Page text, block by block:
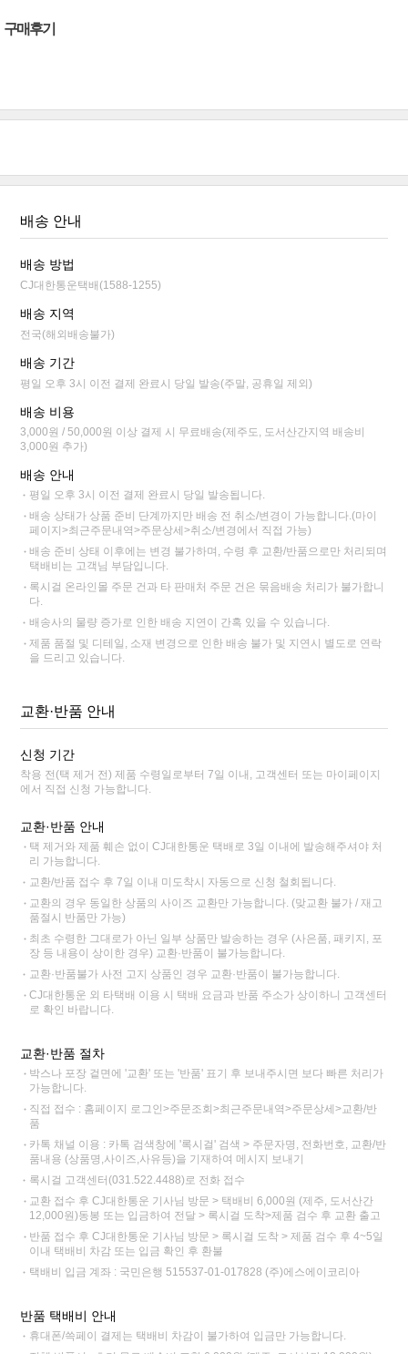
구매후기
배송 안내
배송 방법
CJ대한통운택배(1588-1255)
배송 지역
전국(해외배송불가)
배송 기간
평일 오후 3시 이전 결제 완료시 당일 발송(주말, 공휴일 제외)
배송 비용
3,000원 / 50,000원 이상 결제 시 무료배송(제주도, 도서산간지역 배송비
3,000원 추가)
배송 안내
평일 오후 3시 이전 결제 완료시 당일 발송됩니다.
배송 상태가 상품 준비 단계까지만 배송 전 취소/변경이 가능합니다.(마이
페이지>최근주문내역>주문상세>취소/변경에서 직접 가능)
배송 준비 상태 이후에는 변경 불가하며, 수령 후 교환/반품으로만 처리되며
택배비는 고객님 부담입니다.
록시걸 온라인몰 주문 건과 타 판매처 주문 건은 묶음배송 처리가 불가합니
다.
배송사의 물량 증가로 인한 배송 지연이 간혹 있을 수 있습니다.
제품 품절 및 디테일, 소재 변경으로 인한 배송 불가 및 지연시 별도로 연락
을 드리고 있습니다.
교환·반품 안내
신청 기간
착용 전(택 제거 전) 제품 수령일로부터 7일 이내, 고객센터 또는 마이페이지
에서 직접 신청 가능합니다.
교환·반품 안내
택 제거와 제품 훼손 없이 CJ대한통운 택배로 3일 이내에 발송해주셔야 처
리 가능합니다.
교환/반품 접수 후 7일 이내 미도착시 자동으로 신청 철회됩니다.
교환의 경우 동일한 상품의 사이즈 교환만 가능합니다. (맞교환 불가 / 재고
품절시 반품만 가능)
최초 수령한 그대로가 아닌 일부 상품만 발송하는 경우 (사은품, 패키지, 포
장 등 내용이 상이한 경우) 교환·반품이 불가능합니다.
교환·반품불가 사전 고지 상품인 경우 교환·반품이 불가능합니다.
CJ대한통운 외 타택배 이용 시 택배 요금과 반품 주소가 상이하니 고객센터
로 확인 바랍니다.
교환·반품 절차
박스나 포장 겉면에 '교환' 또는 '반품' 표기 후 보내주시면 보다 빠른 처리가
가능합니다.
직접 접수 : 홈페이지 로그인>주문조회>최근주문내역>주문상세>교환/반
품
카톡 채널 이용 : 카톡 검색창에 '록시걸' 검색 > 주문자명, 전화번호, 교환/반
품내용 (상품명,사이즈,사유등)을 기재하여 메시지 보내기
록시걸 고객센터(031.522.4488)로 전화 접수
교환 접수 후 CJ대한통운 기사님 방문 > 택배비 6,000원 (제주, 도서산간
12,000원)동봉 또는 입금하여 전달 > 록시걸 도착>제품 검수 후 교환 출고
반품 접수 후 CJ대한통운 기사님 방문 > 록시걸 도착 > 제품 검수 후 4~5일
이내 택배비 차감 또는 입금 확인 후 환불
택배비 입금 계좌 : 국민은행 515537-01-017828 (주)에스에이코리아
반품 택배비 안내
휴대폰/쓱페이 결제는 택배비 차감이 불가하여 입금만 가능합니다.